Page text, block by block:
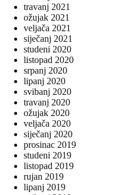
travanj 2021
ožujak 2021
veljača 2021
siječanj 2021
studeni 2020
listopad 2020
srpanj 2020
lipanj 2020
svibanj 2020
travanj 2020
ožujak 2020
veljača 2020
siječanj 2020
prosinac 2019
studeni 2019
listopad 2019
rujan 2019
lipanj 2019